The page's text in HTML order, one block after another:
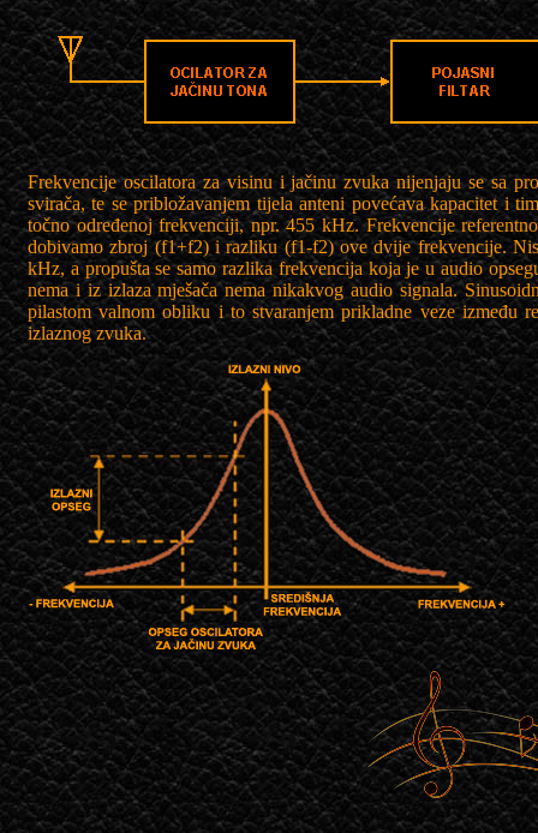
Frekvencije oscilatora za visinu i jačinu zvuka nijenjaju se sa
svirača, te se pribložavanjem tijela anteni povećava kapacitet i
točno određenoj frekvenciji, npr. 455 kHz. Frekvencije
dobivamo zbroj (f1+f2) i razliku (f1-f2) ove dvije frekvencije.
kHz, a propušta se samo razlika frekvencija koja je u audio
nema i iz izlaza mješača nema nikakvog audio signala.
pilastom valnom obliku i to stvaranjem prikladne veze između
izlaznog zvuka.